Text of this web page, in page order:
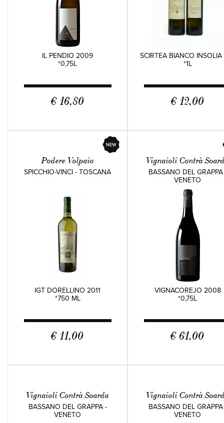
IL PENDIO 2009
*0,75L
€ 16,80
SCIRTEA BIANCO INSOLIA
*1L
€ 12,00
Podere Volpaio
SPICCHIO-VINCI - TOSCANA
IGT DORELLINO 2011
*750 ML
€ 11,00
Vignaioli Contrà
BASSANO DEL
VENETO
VIGNACOREJO 2008
*0,75L
€ 61,00
Vignaioli Contrà Soarda
BASSANO DEL GRAPPA -
VENETO
Vignaioli Contrà
BASSANO DEL
VENETO